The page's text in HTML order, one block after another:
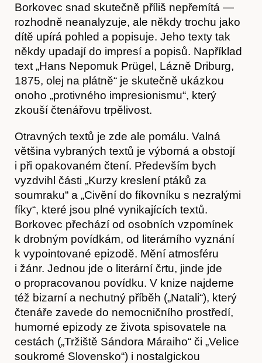
Kontakt
Borkovec snad skutečně příliš nepřemítá —
rozhodně neanalyzuje, ale někdy trochu jako
dítě upírá pohled a popisuje. Jeho texty tak
někdy upadají do impresí a popisů. Například
text „Hans Nepomuk Prügel, Lázně Driburg,
1875, olej na plátně“ je skutečně ukázkou
onoho „protivného impresionismu“, který
zkouší čtenářovu trpělivost.
Otravných textů je zde ale pomálu. Valná
většina vybraných textů je výborná a obstojí
i při opakovaném čtení. Především bych
vyzdvihl části „Kurzy kreslení ptáků za
soumraku“ a „Civění do fíkovníku s nezralými
fíky“, které jsou plné vynikajících textů.
Borkovec přechází od osobních vzpomínek
k drobným povídkám, od literárního vyznání
k vypointované epizodě. Mění atmosféru
i žánr. Jednou jde o literární črtu, jinde jde
o propracovanou povídku. V knize najdeme
též bizarní a nechutný příběh („Natali“), který
čtenáře zavede do nemocničního prostředí,
humorné epizody ze života spisovatele na
cestách („Tržiště Sándora Máraiho“ či „Velice
soukromé Slovensko“) i nostalgickou